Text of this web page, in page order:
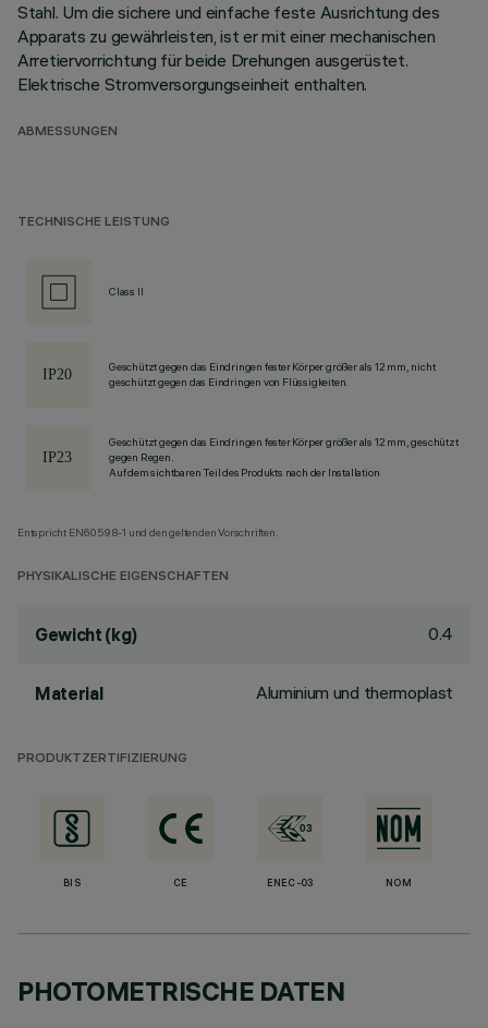
Stahl. Um die sichere und einfache feste Ausrichtung des
Apparats zu gewährleisten, ist er mit einer mechanischen
Arretiervorrichtung für beide Drehungen ausgerüstet.
Elektrische Stromversorgungseinheit enthalten.
ABMESSUNGEN
TECHNISCHE LEISTUNG
Class II
Geschützt gegen das Eindringen fester Körper größer als 12 mm, nicht
geschützt gegen das Eindringen von Flüssigkeiten.
Geschützt gegen das Eindringen fester Körper größer als 12 mm, geschützt
gegen Regen.
Auf dem sichtbaren Teil des Produkts nach der Installation
Entspricht EN60598-1 und den geltenden Vorschriften.
PHYSIKALISCHE EIGENSCHAFTEN
Gewicht (kg) 0.4
Material Aluminium und thermoplast
PRODUKTZERTIFIZIERUNG
BIS CE ENEC-03 NOM
PHOTOMETRISCHE DATEN